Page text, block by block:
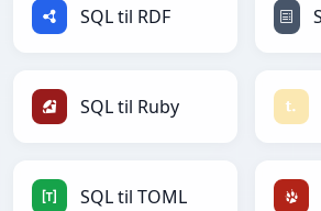
SQL til RDF
SQL til Ruby
SQL til TOML